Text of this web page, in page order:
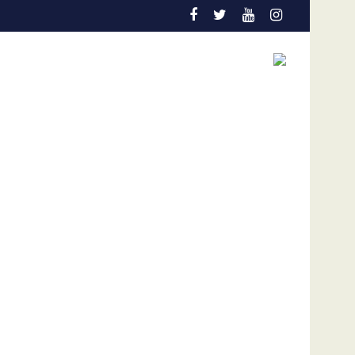
Al menos 1.579 personas aún se encuentran